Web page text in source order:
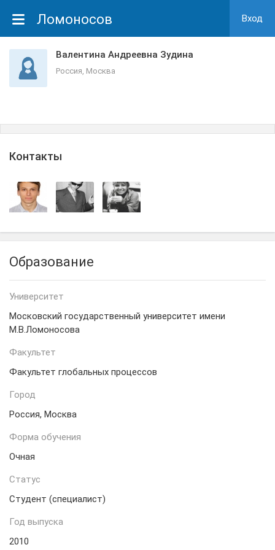
Ломоносов Вход
Валентина Андреевна Зудина
Россия, Москва
Контакты
Образование
Университет
Московский государственный университет имени
М.В.Ломоносова
Факультет
Факультет глобальных процессов
Город
Россия, Москва
Форма обучения
Очная
Статус
Студент (специалист)
Год выпуска
2010